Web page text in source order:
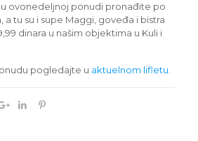
u ovonedeljnoj ponudi pronađite po
a tu su i supe Maggi, goveđa i bistra
dinara u našim objektima u Kuli i
pogledajte u aktuelnom lifletu.